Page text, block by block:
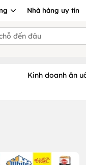
Nhà hàng uy tín
Kinh doanh ăn